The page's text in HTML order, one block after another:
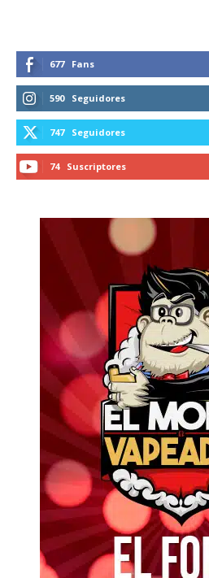
677 Fans
590 Seguidores
747 Seguidores
74 Suscriptores